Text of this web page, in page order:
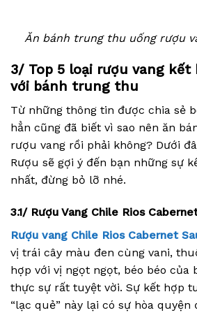
Ăn bánh trung thu uống rượu
3/ Top 5 loại rượu vang kết
với bánh trung thu
Từ những thông tin được chia sẻ
hẳn cũng đã biết vì sao nên ăn
rượu vang rồi phải không? Dưới
Rượu sẽ gợi ý đến bạn những sự
nhất, đừng bỏ lỡ nhé.
3.1/ Rượu Vang Chile Rios
Rượu vang Chile Rios Cabernet
vị trái cây màu đen cùng vani,
hợp với vị ngọt ngọt, béo béo của
thực sự rất tuyệt vời. Sự kết hợp
“lạc quẻ” này lại có sự hòa